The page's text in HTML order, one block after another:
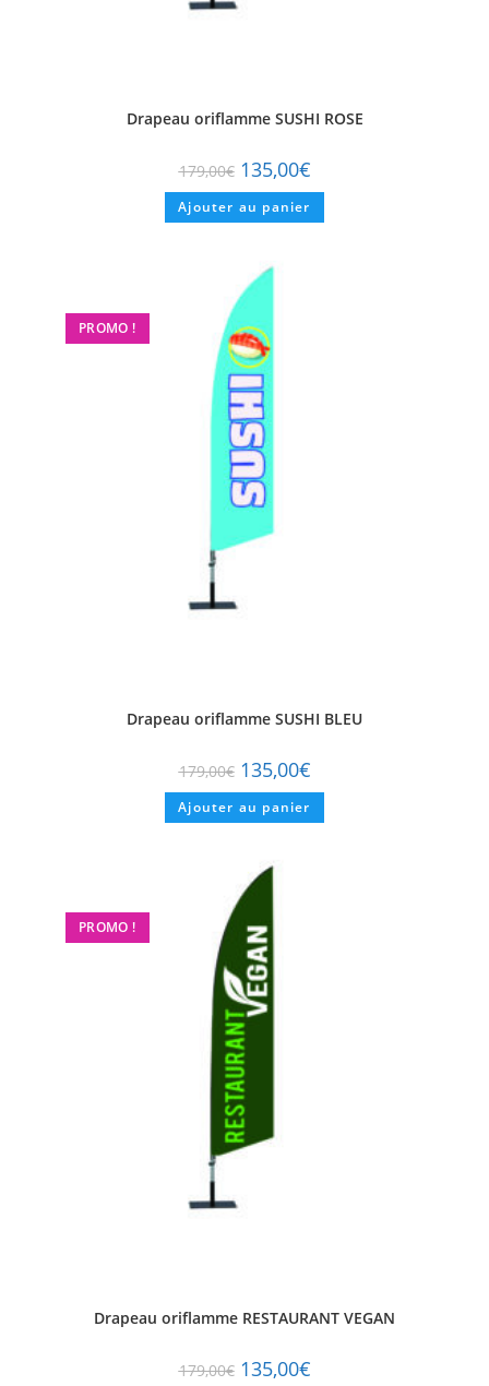
Drapeau oriflamme SUSHI ROSE
179,00€ 135,00€
Ajouter au panier
PROMO !
Drapeau oriflamme SUSHI BLEU
179,00€ 135,00€
Ajouter au panier
PROMO !
Drapeau oriflamme RESTAURANT VEGAN
179,00€ 135,00€